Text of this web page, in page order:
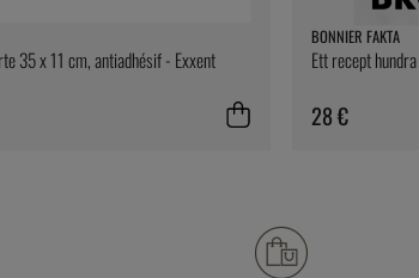
35 x 11 cm, antiadhésif - Exxent
BONNIER FAKTA
Ett recept
28 €